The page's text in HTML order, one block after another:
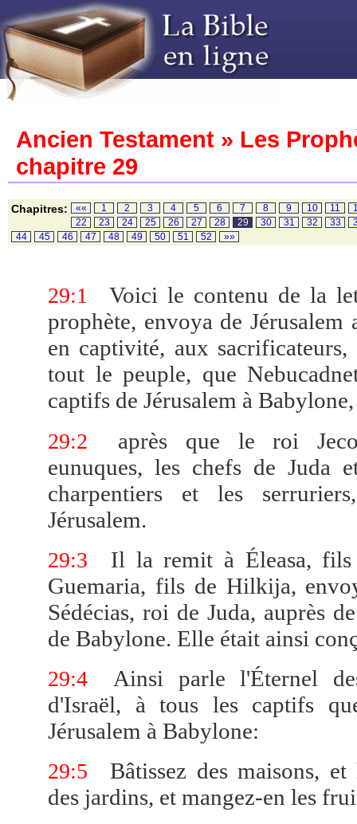
Ancien Testament » Les
chapitre 29
Chapitres: «« 1 2 3 4 5 6 7 8 9 10 11
22
23 24 25 26 27 28 29 30 31 32 33
44
45 46 47 48 49 50 51 52 »»
29:1
Voici le contenu de la
prophète, envoya de Jérusalem
en captivité, aux
tout le peuple, que
captifs de Jérusalem à Babylone,
29:2
après que le roi
eunuques, les chefs de Juda
charpentiers et les
Jérusalem.
29:3
Il la remit à Éleasa, fils
Guemaria, fils de Hilkija,
Sédécias, roi de Juda, auprès
de Babylone. Elle était ainsi
29:4
Ainsi parle l'Éternel
d'Israël, à tous les captifs
Jérusalem à Babylone:
29:5
Bâtissez des maisons,
des jardins, et mangez-en les